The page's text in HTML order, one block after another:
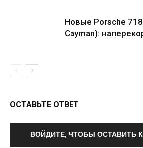
Новые Porsche
Cayman):
ОСТАВЬТЕ ОТВЕТ
ВОЙДИТЕ, ЧТОБЫ ОСТАВИТЬ